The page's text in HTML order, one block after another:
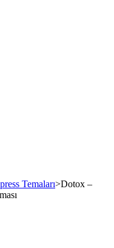
Temaları>Dotox –